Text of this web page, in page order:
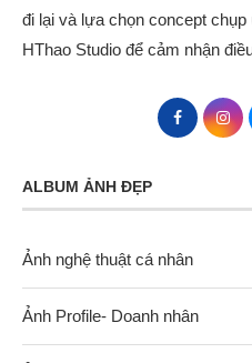
đi lại và lựa chọn concept
HThao Studio để cảm nhận
ALBUM ẢNH ĐẸP
Ảnh nghệ thuật cá nhân
Ảnh Profile- Doanh nhân